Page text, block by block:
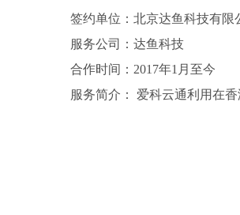
签约单位：北京达鱼科技有限
服务公司：达鱼科技
合作时间：2017年1月至今
服务简介： 爱科云通利用在